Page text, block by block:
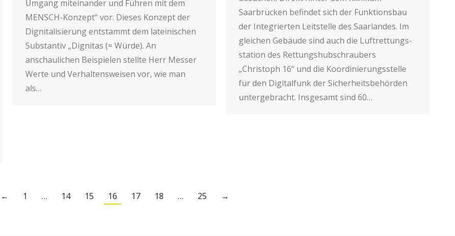
Umgang miteinander und Führen mit dem
MENSCH-Konzept“ vor. Dieses Konzept der
Dignitalisierung entstammt dem lateinischen
Substantiv „Dignitas (= Würde). An
anschaulichen Beispielen stellte Herr Messer
Werte und Verhaltensweisen vor, wie man
als…
Saarbrücken befindet sich der Funktionsbau
der Integrierten Leitstelle des Saarlandes. Im
gleichen Gebäude sind auch die Luft­rettungs­
station des Rettungshubschraubers
„Christoph 16“ und die Koordinierungs­stelle
für den Digitalfunk der Sicherheitsbehörden
untergebracht. Insgesamt sind 60…
← 1 … 14 15 16 17 18 … 25 →